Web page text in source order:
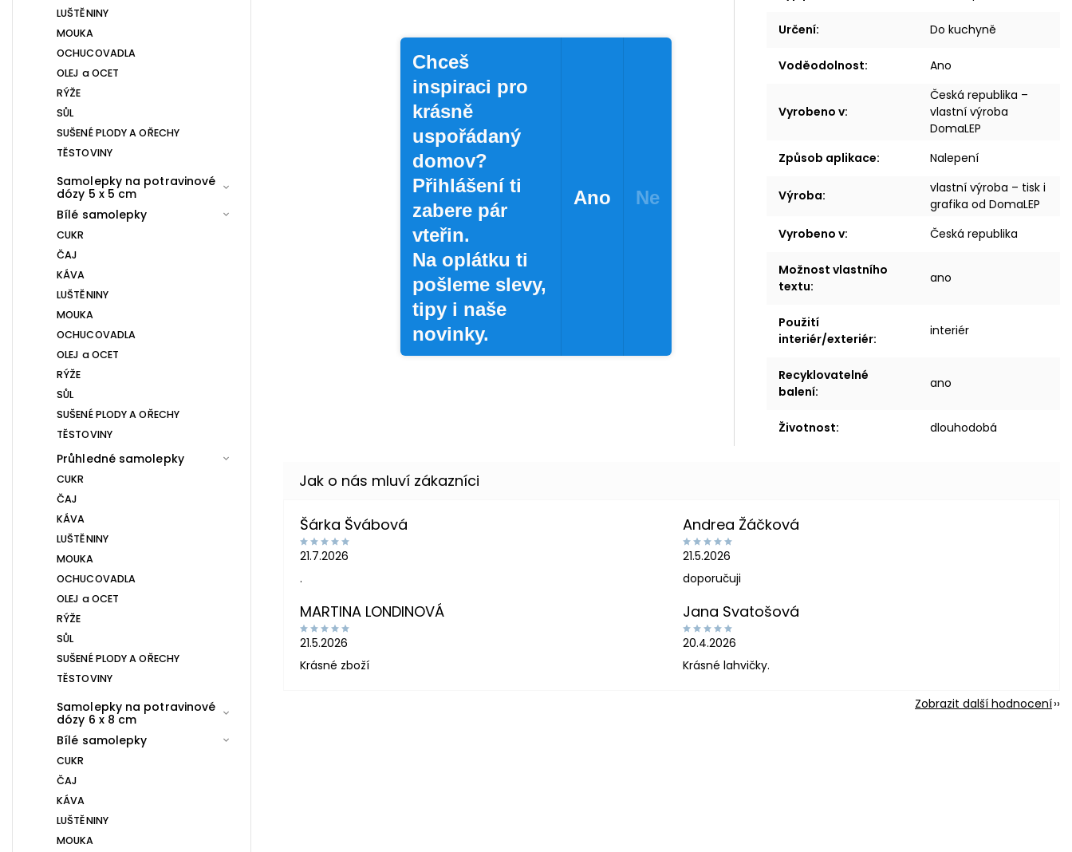
LUŠTĚNINY
MOUKA
OCHUCOVADLA
OLEJ a OCET
RÝŽE
SŮL
SUŠENÉ PLODY A OŘECHY
TĚSTOVINY
Samolepky na potravinové
dózy 5 x 5 cm
Bílé samolepky
CUKR
ČAJ
KÁVA
LUŠTĚNINY
MOUKA
OCHUCOVADLA
OLEJ a OCET
RÝŽE
SŮL
SUŠENÉ PLODY A OŘECHY
TĚSTOVINY
Průhledné samolepky
CUKR
ČAJ
KÁVA
LUŠTĚNINY
MOUKA
OCHUCOVADLA
OLEJ a OCET
RÝŽE
SŮL
SUŠENÉ PLODY A OŘECHY
TĚSTOVINY
Samolepky na potravinové
dózy 6 x 8 cm
Bílé samolepky
CUKR
ČAJ
KÁVA
LUŠTĚNINY
MOUKA
Určení: Do kuchyně
Voděodolnost: Ano
Vyrobeno v:
Česká republika –
vlastní výroba
DomaLEP
Způsob aplikace: Nalepení
Výroba:
vlastní výroba – tisk i
grafika od DomaLEP
Vyrobeno v: Česká republika
Možnost vlastního
textu:
ano
Použití
interiér/exteriér:
interiér
Recyklovatelné
balení:
ano
Životnost: dlouhodobá
Šárka Švábová
21.7.2026
.
Andrea Žáčková
21.5.2026
doporučuji
MARTINA LONDINOVÁ
21.5.2026
Krásné zboží
Jana Svatošová
20.4.2026
Krásné lahvičky.
Zobrazit další hodnocení
Chceš
inspiraci pro
krásně
uspořádaný
domov?
Přihlášení ti
zabere pár
vteřin.
Na oplátku ti
pošleme slevy,
tipy i naše
novinky.
Ano Ne